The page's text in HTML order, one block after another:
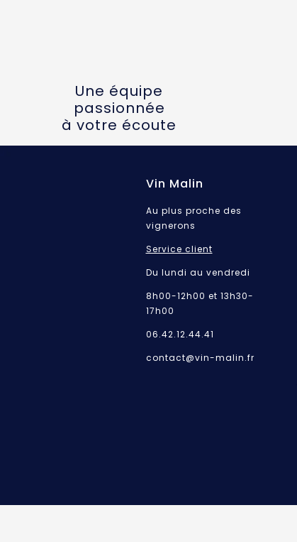
Une équipe
passionnée
à votre écoute
Vin Malin
Au plus proche des
vignerons
Service client
Du lundi au vendredi
8h00-12h00 et 13h30-
17h00
06.42.12.44.41
contact@vin-malin.fr